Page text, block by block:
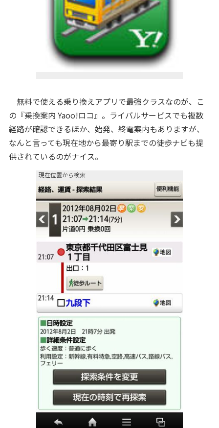
無料で使える乗り換えアプリで最強クラスなのが、こ
の『乗換案内 Yaoo!ロコ』。ライバルサービスでも複数
経路が確認できるほか、始発、終電案内もありますが、
なんと言っても現在地から最寄り駅までの徒歩ナビも提
供されているのがナイス。
現在位置から検索